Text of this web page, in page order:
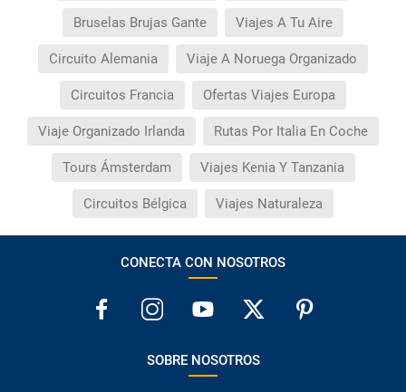
Bruselas Brujas Gante Viajes A Tu Aire
Circuito Alemania Viaje A Noruega Organizado
Circuitos Francia Ofertas Viajes Europa
Viaje Organizado Irlanda Rutas Por Italia En Coche
Tours Ámsterdam Viajes Kenia Y Tanzania
Circuitos Bélgica Viajes Naturaleza
CONECTA CON NOSOTROS
SOBRE NOSOTROS